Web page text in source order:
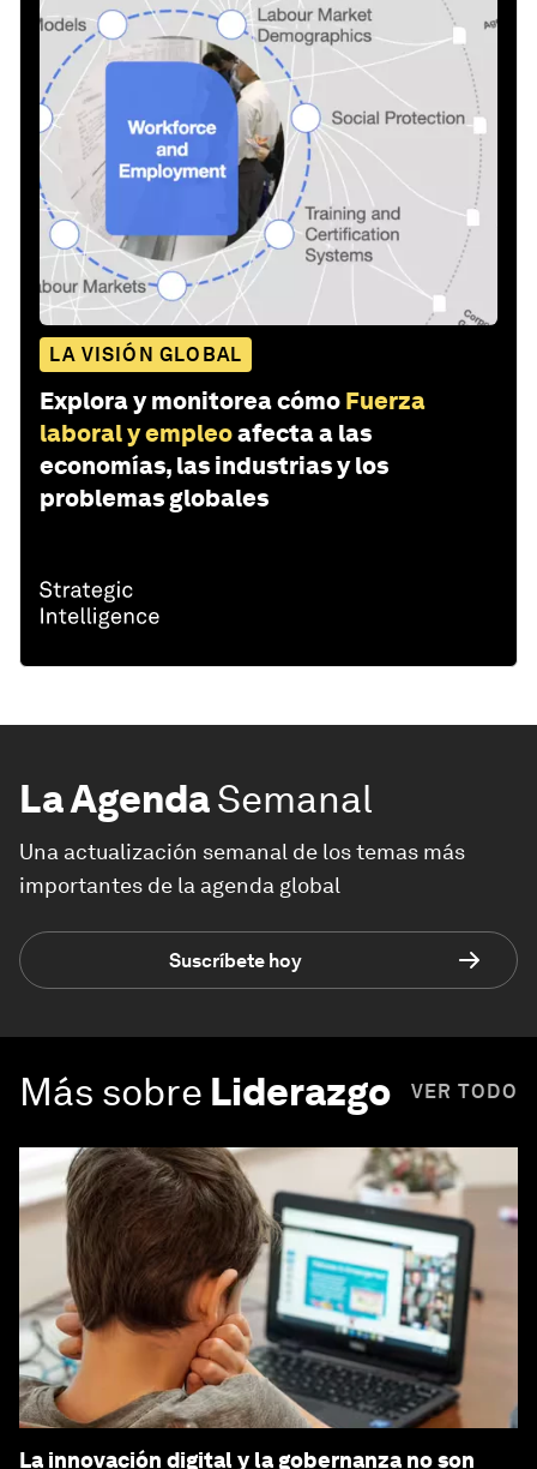
LA VISIÓN GLOBAL
Explora y monitorea cómo Fuerza
laboral y empleoafecta a las
economías, las industrias y los
problemas globales
La AgendaSemanal
Una actualización semanal de los temas más
importantes de la agenda global
Suscríbete hoy
Más sobre Liderazgo VER TODO
La innovación digital y la gobernanza no son